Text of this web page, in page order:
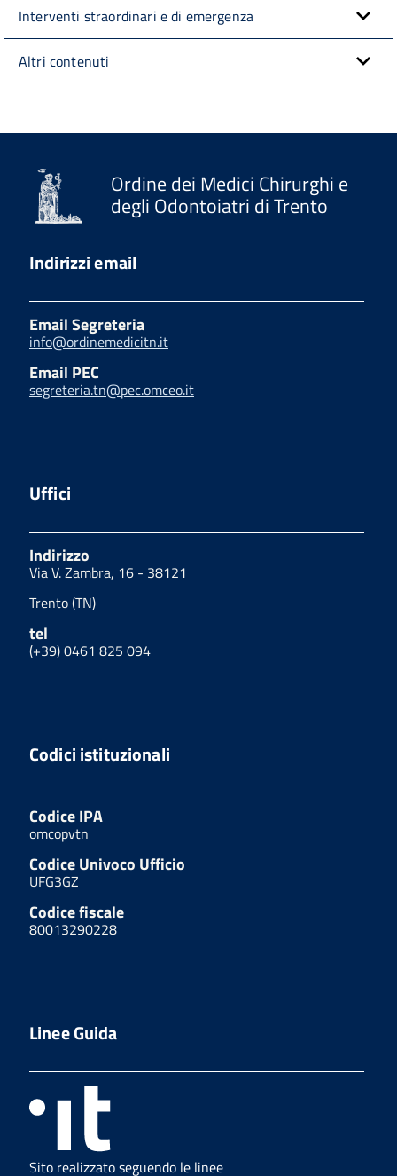
Interventi straordinari e di emergenza
Altri contenuti
Ordine dei Medici Chirurghi e
degli Odontoiatri di Trento
Indirizzi email
Email Segreteria
info@ordinemedicitn.it
Email PEC
segreteria.tn@pec.omceo.it
Uffici
Indirizzo
Via V. Zambra, 16 - 38121
Trento (TN)
tel
(+39) 0461 825 094
Codici istituzionali
Codice IPA
omcopvtn
Codice Univoco Ufficio
UFG3GZ
Codice fiscale
80013290228
Linee Guida
Sito realizzato seguendo le linee